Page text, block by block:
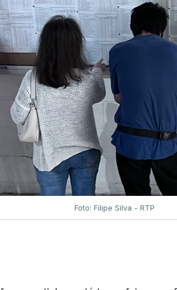
Foto: Filipe Silva - RTP